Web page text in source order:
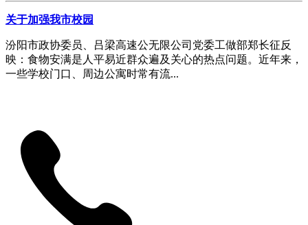
关于加强我市校园
汾阳市政协委员、吕梁高速公无限公司党委工做部郑长征反
映：食物安满是人平易近群众遍及关心的热点问题。近年来，
一些学校门口、周边公寓时常有流...